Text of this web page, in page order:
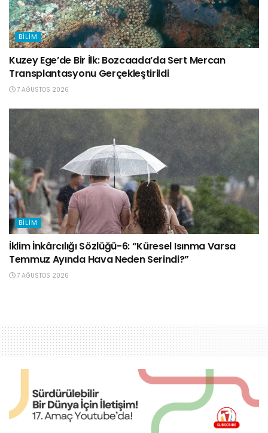
BILIM
Kuzey Ege’de Bir İlk: Bozcaada’da Sert Mercan
Transplantasyonu Gerçekleştirildi
7 AĞUSTOS 2026
BILIM
İklim İnkârcılığı Sözlüğü-6: “Küresel Isınma Varsa
Temmuz Ayında Hava Neden Serindi?”
7 AĞUSTOS 2026